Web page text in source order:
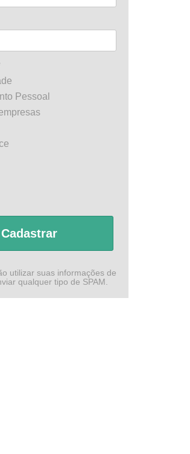
Pessoal
Cadastrar
utilizar suas informações de
qualquer tipo de SPAM.